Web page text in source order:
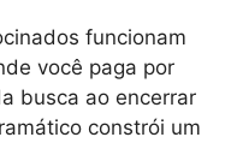
funcionam
você paga por
busca ao encerrar
constrói um